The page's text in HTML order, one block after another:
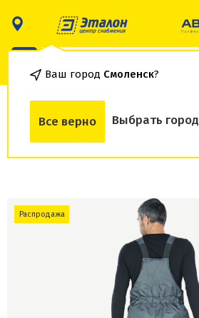
Ваш город Смоленск?
Все верно Выбрать город
О товаре Доставка и оплата
Распродажа